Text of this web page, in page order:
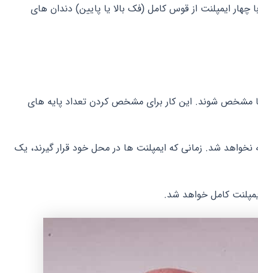
ایمپلنت از قوس کامل (فک بالا یا پایین) دندان های
شوند. این کار برای مشخص کردن تعداد پایه های
شد. زمانی که ایمپلنت ها در محل خود قرار گیرند، یک
کامل خواهد شد.